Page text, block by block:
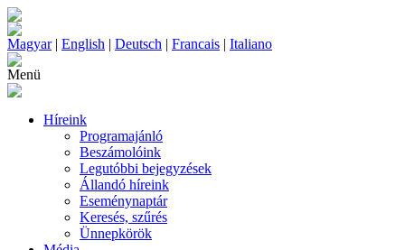
Magyar| English | Deutsch | Francais | Italiano
Menü
Híreink
Programajánló
Beszámolóink
Legutóbbi bejegyzések
Állandó híreink
Eseménynaptár
Keresés, szűrés
Ünnepkörök